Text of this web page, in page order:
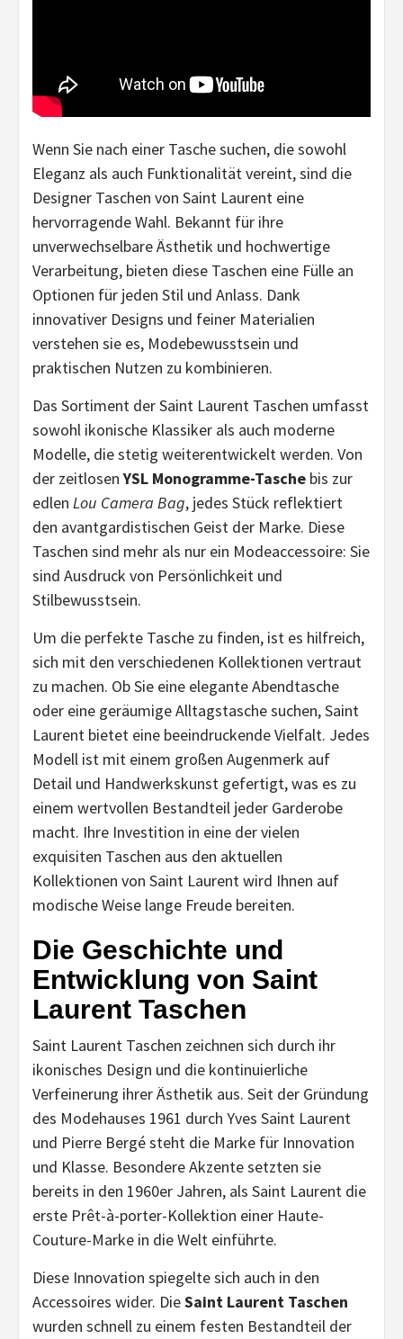
Wenn Sie nach einer Tasche suchen, die sowohl
Eleganz als auch Funktionalität vereint, sind die
Designer Taschen von Saint Laurent eine
hervorragende Wahl. Bekannt für ihre
unverwechselbare Ästhetik und hochwertige
Verarbeitung, bieten diese Taschen eine Fülle an
Optionen für jeden Stil und Anlass. Dank
innovativer Designs und feiner Materialien
verstehen sie es, Modebewusstsein und
praktischen Nutzen zu kombinieren.
Das Sortiment der Saint Laurent Taschen umfasst
sowohl ikonische Klassiker als auch moderne
Modelle, die stetig weiterentwickelt werden. Von
der zeitlosenYSL Monogramme-Tasche bis zur
edlen Lou Camera Bag, jedes Stück reflektiert
den avantgardistischen Geist der Marke. Diese
Taschen sind mehr als nur ein Modeaccessoire: Sie
sind Ausdruck von Persönlichkeit und
Stilbewusstsein.
Um die perfekte Tasche zu finden, ist es hilfreich,
sich mit den verschiedenen Kollektionen vertraut
zu machen. Ob Sie eine elegante Abendtasche
oder eine geräumige Alltagstasche suchen, Saint
Laurent bietet eine beeindruckende Vielfalt. Jedes
Modell ist mit einem großen Augenmerk auf
Detail und Handwerkskunst gefertigt, was es zu
einem wertvollen Bestandteil jeder Garderobe
macht. Ihre Investition in eine der vielen
exquisiten Taschen aus den aktuellen
Kollektionen von Saint Laurent wird Ihnen auf
modische Weise lange Freude bereiten.
Die Geschichte und
Entwicklung von Saint
Laurent Taschen
Saint Laurent Taschen zeichnen sich durch ihr
ikonisches Design und die kontinuierliche
Verfeinerung ihrer Ästhetik aus. Seit der Gründung
des Modehauses 1961 durch Yves Saint Laurent
und Pierre Bergé steht die Marke für Innovation
und Klasse. Besondere Akzente setzten sie
bereits in den 1960er Jahren, als Saint Laurent die
erste Prêt-à-porter-Kollektion einer Haute-
Couture-Marke in die Welt einführte.
Diese Innovation spiegelte sich auch in den
Accessoires wider. DieSaint Laurent Taschen
wurden schnell zu einem festen Bestandteil der